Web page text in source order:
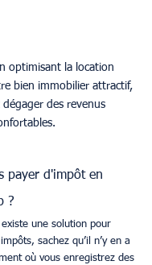
optimisant la location
bien immobilier attractif,
des revenus
payer d'impôt en
?
existe une solution pour
sachez qu’il n’y en a
où vous enregistrez des